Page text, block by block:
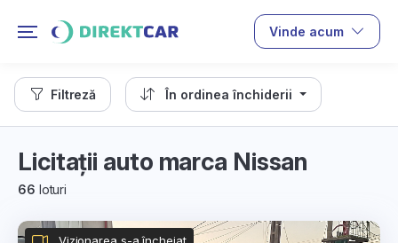
Vinde acum
Filtreză În ordinea închiderii
Licitații auto marca Nissan
66 loturi